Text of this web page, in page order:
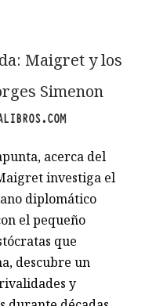
Maigret y los
Simenon
acerca del
investiga el
diplomático
el pequeño
que
descubre un
y